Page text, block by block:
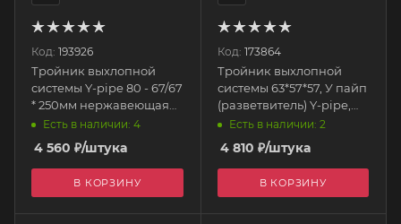
Код: 193926
Тройник выхлопной
системы Y-pipe 80 - 67/67
* 250мм нержавеющая
сталь EPEXY2210Y
Есть в наличии: 4
4 560 ₽/штука
В КОРЗИНУ
Код: 173864
Тройник выхлопной
системы 63*57*57, У пайп
(разветвитель) Y-pipe,
нерж. Y6357 FORTLUFT
Есть в наличии: 2
4 810 ₽/штука
В КОРЗИНУ